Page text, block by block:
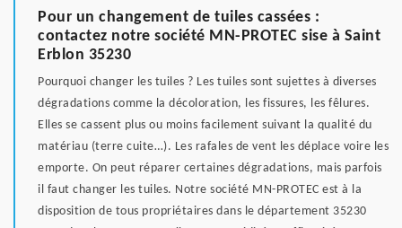
Pour un changement de tuiles cassées :
contactez notre société MN-PROTEC sise à Saint
Erblon 35230
Pourquoi changer les tuiles ? Les tuiles sont sujettes à diverses
dégradations comme la décoloration, les fissures, les fêlures.
Elles se cassent plus ou moins facilement suivant la qualité du
matériau (terre cuite…). Les rafales de vent les déplace voire les
emporte. On peut réparer certaines dégradations, mais parfois
il faut changer les tuiles. Notre société MN-PROTEC est à la
disposition de tous propriétaires dans le département 35230